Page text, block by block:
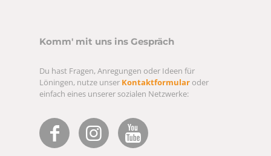
Komm' mit uns ins Gespräch
Du hast Fragen, Anregungen oder Ideen für
Löningen, nutze unser Kontaktformular oder
einfach eines unserer sozialen Netzwerke: